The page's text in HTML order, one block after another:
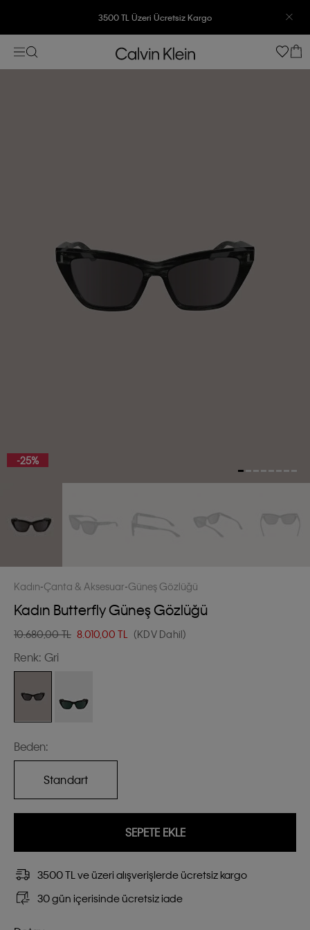
3500 TL Üzeri Ücretsiz Kargo
7500 TL Ve Üzeri Alışverişlerinizde 6 Taksit İmkanı
-25%
Kadın Çanta & Aksesuar Güneş Gözlüğü
Kadın Butterfly Güneş Gözlüğü
10.680,00 TL 8.010,00 TL (KDV Dahil)
Renk: Gri
Beden:
Standart
SEPETE EKLE
3500 TL ve üzeri alışverişlerde ücretsiz kargo
30 gün içerisinde ücretsiz iade